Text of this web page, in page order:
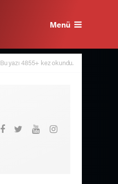
Menü
Bu yazı 4855+ kez okundu.